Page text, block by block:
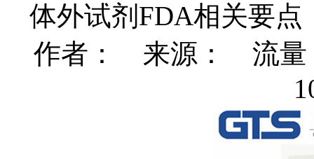
体外试剂FDA相关要
作者： 来源： 流量